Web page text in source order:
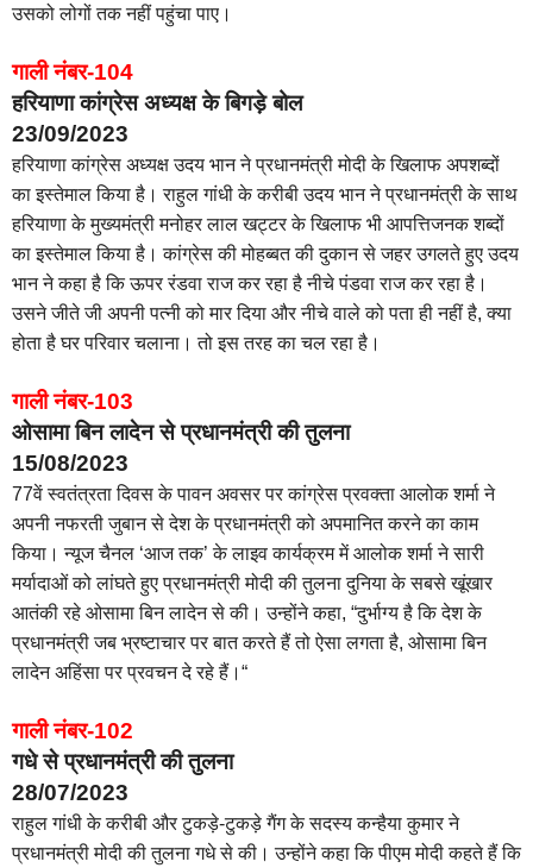
उसको लोगों तक नहीं पहुंचा पाए।
गाली नंबर-104
हरियाणा कांग्रेस अध्यक्ष के बिगड़े बोल
23/09/2023
हरियाणा कांग्रेस अध्यक्ष उदय भान ने प्रधानमंत्री मोदी के खिलाफ अपशब्दों
का इस्तेमाल किया है। राहुल गांधी के करीबी उदय भान ने प्रधानमंत्री के साथ
हरियाणा के मुख्यमंत्री मनोहर लाल खट्टर के खिलाफ भी आपत्तिजनक शब्दों
का इस्तेमाल किया है। कांग्रेस की मोहब्बत की दुकान से जहर उगलते हुए उदय
भान ने कहा है कि ऊपर रंडवा राज कर रहा है नीचे पंडवा राज कर रहा है।
उसने जीते जी अपनी पत्नी को मार दिया और नीचे वाले को पता ही नहीं है, क्या
होता है घर परिवार चलाना। तो इस तरह का चल रहा है।
गाली नंबर-103
ओसामा बिन लादेन से प्रधानमंत्री की तुलना
15/08/2023
77वें स्वतंत्रता दिवस के पावन अवसर पर कांग्रेस प्रवक्ता आलोक शर्मा ने
अपनी नफरती जुबान से देश के प्रधानमंत्री को अपमानित करने का काम
किया। न्यूज चैनल ‘आज तक’ के लाइव कार्यक्रम में आलोक शर्मा ने सारी
मर्यादाओं को लांघते हुए प्रधानमंत्री मोदी की तुलना दुनिया के सबसे खूंखार
आतंकी रहे ओसामा बिन लादेन से की। उन्होंने कहा, “दुर्भाग्य है कि देश के
प्रधानमंत्री जब भ्रष्टाचार पर बात करते हैं तो ऐसा लगता है, ओसामा बिन
लादेन अहिंसा पर प्रवचन दे रहे हैं।“
गाली नंबर-102
गधे से प्रधानमंत्री की तुलना
28/07/2023
राहुल गांधी के करीबी और टुकड़े-टुकड़े गैंग के सदस्य कन्हैया कुमार ने
प्रधानमंत्री मोदी की तुलना गधे से की। उन्होंने कहा कि पीएम मोदी कहते हैं कि